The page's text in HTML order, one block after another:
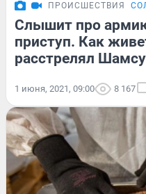
ПРОИСШЕСТВИЯ
Слышит про
приступ. Как
расстрелял
1 июня, 2021, 09:00 8 167